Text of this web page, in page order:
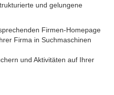
und gelungene
Firmen-Homepage
Firma in Suchmaschinen
und Aktivitäten auf Ihrer